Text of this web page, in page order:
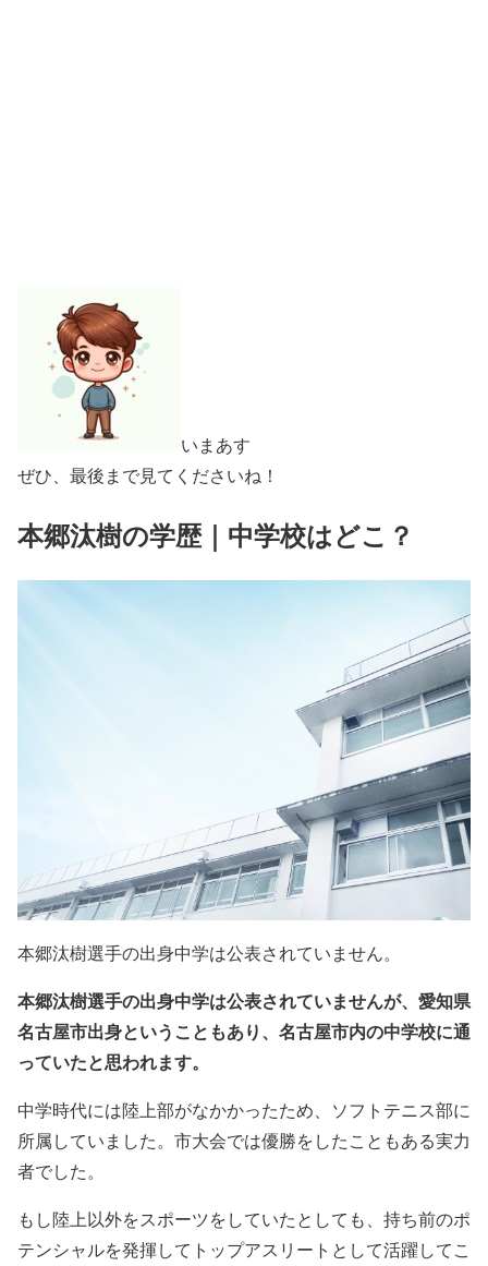
いまあす
ぜひ、最後まで見てくださいね！
本郷汰樹の学歴｜中学校はどこ？
本郷汰樹選手の出身中学は公表されていません。
本郷汰樹選手の出身中学は公表されていませんが、愛知県
名古屋市出身ということもあり、名古屋市内の中学校に通
っていたと思われます。
中学時代には陸上部がなかかったため、ソフトテニス部に
所属していました。市大会では優勝をしたこともある実力
者でした。
もし陸上以外をスポーツをしていたとしても、持ち前のポ
テンシャルを発揮してトップアスリートとして活躍してこ